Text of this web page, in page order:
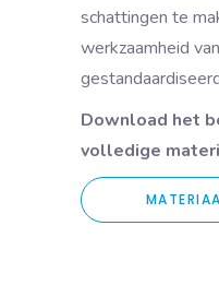
schattingen te
werkzaamheid
Download het
volledige